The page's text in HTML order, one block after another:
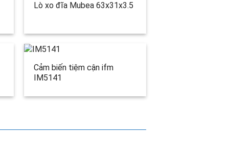
Lò xo đĩa Mubea 63x31x3.5
Cảm biến tiệm cận ifm
IM5141